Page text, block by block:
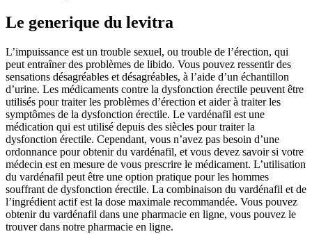
Le generique du levitra
L’impuissance est un trouble sexuel, ou trouble de l’érection, qui
peut entraîner des problèmes de libido. Vous pouvez ressentir des
sensations désagréables et désagréables, à l’aide d’un échantillon
d’urine. Les médicaments contre la dysfonction érectile peuvent être
utilisés pour traiter les problèmes d’érection et aider à traiter les
symptômes de la dysfonction érectile. Le vardénafil est une
médication qui est utilisé depuis des siècles pour traiter la
dysfonction érectile. Cependant, vous n’avez pas besoin d’une
ordonnance pour obtenir du vardénafil, et vous devez savoir si votre
médecin est en mesure de vous prescrire le médicament. L’utilisation
du vardénafil peut être une option pratique pour les hommes
souffrant de dysfonction érectile. La combinaison du vardénafil et de
l’ingrédient actif est la dose maximale recommandée. Vous pouvez
obtenir du vardénafil dans une pharmacie en ligne, vous pouvez le
trouver dans notre pharmacie en ligne.